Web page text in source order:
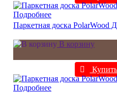
Подробнее
Паркетная доска PolarWood
В корзину
Подробнее